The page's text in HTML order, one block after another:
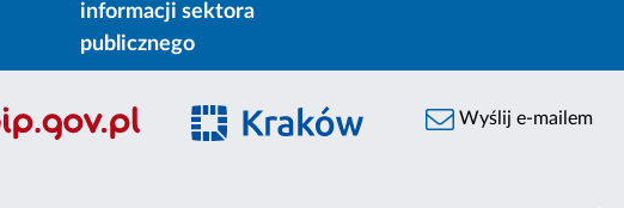
informacji sektora
publicznego
Wyślij e-mailem